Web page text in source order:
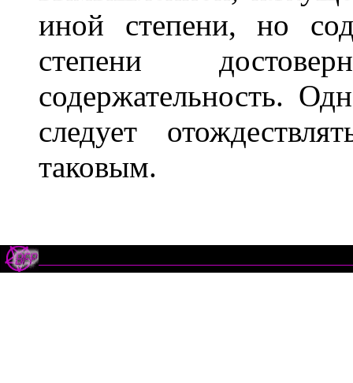
иной степени, но
степени
содержательность.
следует
таковым.